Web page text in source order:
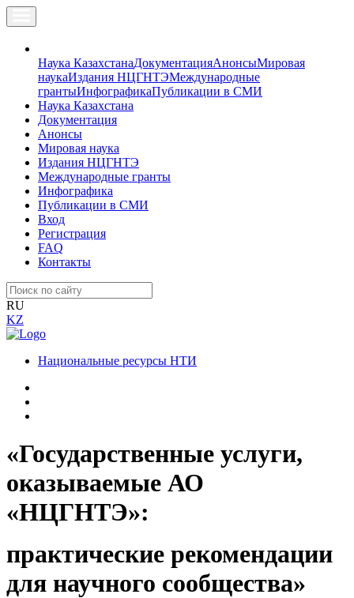
Наука КазахстанаДокументацияАнонсыМировая
наукаИздания НЦГНТЭМеждународные
грантыИнфографикаПубликации в СМИ
Наука Казахстана
Документация
Анонсы
Мировая наука
Издания НЦГНТЭ
Международные гранты
Инфографика
Публикации в СМИ
Вход
Регистрация
FAQ
Контакты
RU
KZ
Национальные ресурсы НТИ
«Государственные услуги,
оказываемые АО
«НЦГНТЭ»:
практические рекомендации
для научного сообщества»